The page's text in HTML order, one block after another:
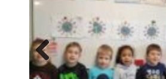
Previous